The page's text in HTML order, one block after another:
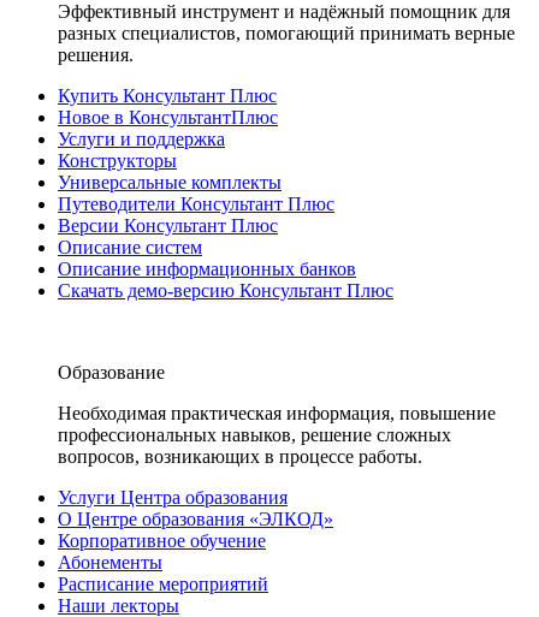
Эффективный инструмент и надёжный помощник для
разных специалистов, помогающий принимать верные
решения.
Купить Консультант Плюс
Новое в КонсультантПлюс
Услуги и поддержка
Конструкторы
Универсальные комплекты
Путеводители Консультант Плюс
Версии Консультант Плюс
Описание систем
Описание информационных банков
Скачать демо-версию Консультант Плюс
Образование
Необходимая практическая информация, повышение
профессиональных навыков, решение сложных
вопросов, возникающих в процессе работы.
Услуги Центра образования
О Центре образования «ЭЛКОД»
Корпоративное обучение
Абонементы
Расписание мероприятий
Наши лекторы